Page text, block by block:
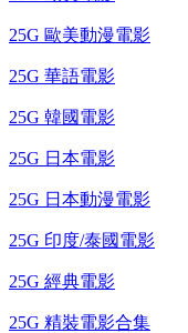
25G 歐美動漫電影
25G 華語電影
25G 韓國電影
25G 日本電影
25G 日本動漫電影
25G 印度/泰國電影
25G 經典電影
25G 精裝電影合集